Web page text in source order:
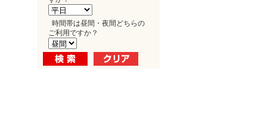
時間帯は昼間・夜間どちらの
ご利用ですか？